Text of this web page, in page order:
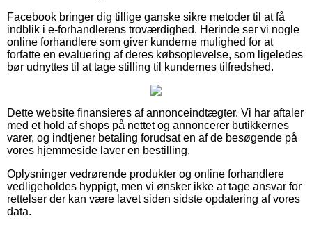
Facebook bringer dig tillige ganske sikre metoder til at få
indblik i e-forhandlerens troværdighed. Herinde ser vi nogle
online forhandlere som giver kunderne mulighed for at
forfatte en evaluering af deres købsoplevelse, som ligeledes
bør udnyttes til at tage stilling til kundernes tilfredshed.
Dette website finansieres af annonceindtægter. Vi har aftaler
med et hold af shops på nettet og annoncerer butikkernes
varer, og indtjener betaling forudsat en af de besøgende på
vores hjemmeside laver en bestilling.
Oplysninger vedrørende produkter og online forhandlere
vedligeholdes hyppigt, men vi ønsker ikke at tage ansvar for
rettelser der kan være lavet siden sidste opdatering af vores
data.